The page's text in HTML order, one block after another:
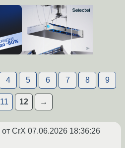
4 5 6 7 8 9
11 12 →
от CrX 07.06.2026 18:36:26